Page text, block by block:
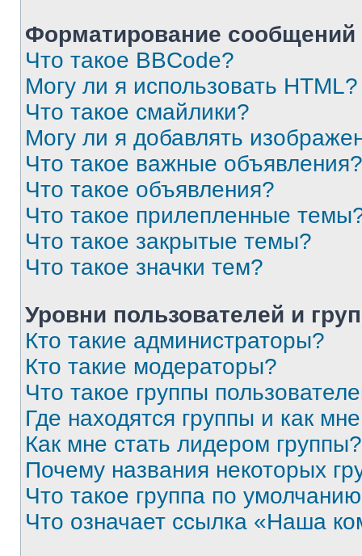
Форматирование
Что такое BBCode?
Могу ли я использовать HTML?
Что такое смайлики?
Могу ли я добавлять
Что такое важные объявления?
Что такое объявления?
Что такое прилепленные
Что такое закрытые темы?
Что такое значки тем?
Уровни пользователей и
Кто такие администраторы?
Кто такие модераторы?
Что такое группы
Где находятся группы и как
Как мне стать лидером группы?
Почему названия некоторых
Что такое группа по
Что означает ссылка «Наша